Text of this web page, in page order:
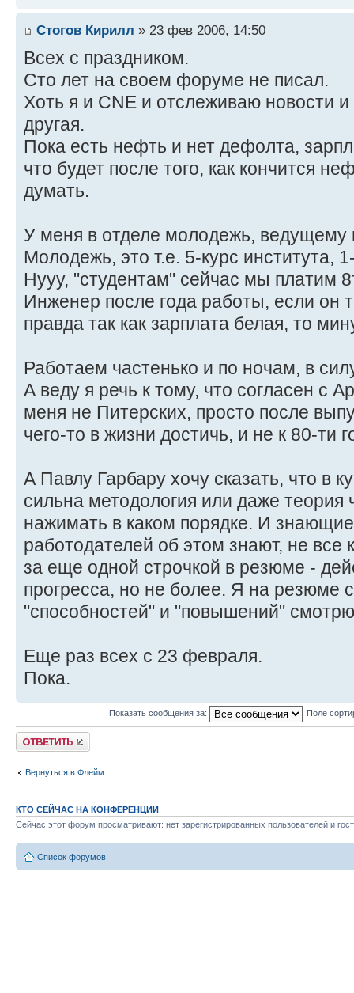
Стогов Кирилл » 23 фев 2006, 14:50
Всех с праздником.
Сто лет на своем форуме не писал.
Хоть я и CNE и отслеживаю новости
другая.
Пока есть нефть и нет дефолта,
что будет после того, как кончится
думать.
У меня в отделе молодежь, ведущему
Молодежь, это т.е. 5-курс института,
Нууу, "студентам" сейчас мы платим
Инженер после года работы, если он
правда так как зарплата белая, то
Работаем частенько и по ночам, в
А веду я речь к тому, что согласен с
меня не Питерских, просто после
чего-то в жизни достичь, и не к 80-ти
А Павлу Гарбару хочу сказать, что в
сильна методология или даже теория
нажимать в каком порядке. И
работодателей об этом знают, не все
за еще одной строчкой в резюме -
прогресса, но не более. Я на резюме с
"способностей" и "повышений"
Еще раз всех с 23 февраля.
Пока.
Показать сообщения за: Поле
Ответить
Вернуться в Флейм
КТО СЕЙЧАС НА КОНФЕРЕНЦИИ
Сейчас этот форум просматривают: нет зарегистрированных пользователей и
Список форумов